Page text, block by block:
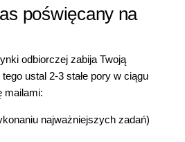
poświęcany na
odbiorczej zabija Twoją
ustal 2-3 stałe pory w ciągu
mailami:
najważniejszych zadań)